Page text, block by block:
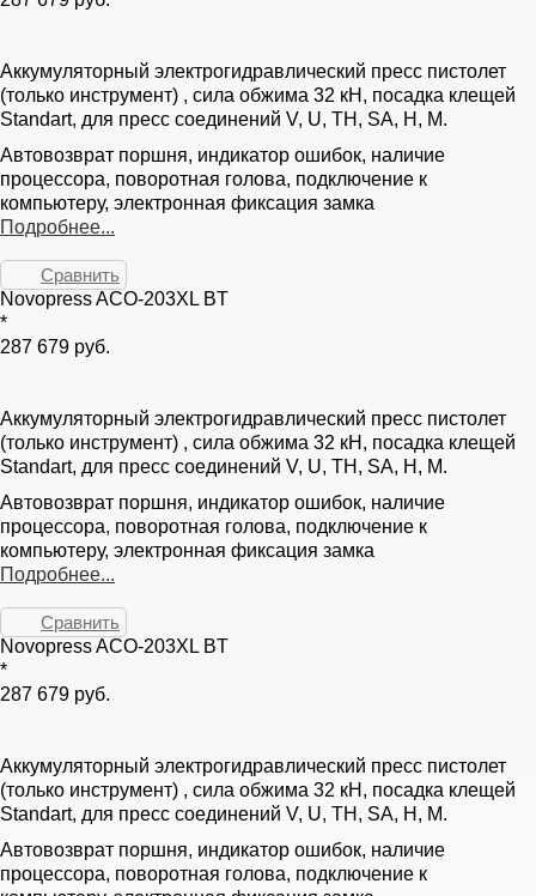
Аккумуляторный электрогидравлический пресс пистолет
(только инструмент) , сила обжима 32 кН, посадка клещей
Standart, для пресс соединений V, U, TH, SA, H, M.
Автовозврат поршня, индикатор ошибок, наличие
процессора, поворотная голова, подключение к
компьютеру, электронная фиксация замка
Подробнее...
Сравнить
Novopress ACO-203XL BT
*
287 679 руб.
Аккумуляторный электрогидравлический пресс пистолет
(только инструмент) , сила обжима 32 кН, посадка клещей
Standart, для пресс соединений V, U, TH, SA, H, M.
Автовозврат поршня, индикатор ошибок, наличие
процессора, поворотная голова, подключение к
компьютеру, электронная фиксация замка
Подробнее...
Сравнить
Novopress ACO-203XL BT
*
287 679 руб.
Аккумуляторный электрогидравлический пресс пистолет
(только инструмент) , сила обжима 32 кН, посадка клещей
Standart, для пресс соединений V, U, TH, SA, H, M.
Автовозврат поршня, индикатор ошибок, наличие
процессора, поворотная голова, подключение к